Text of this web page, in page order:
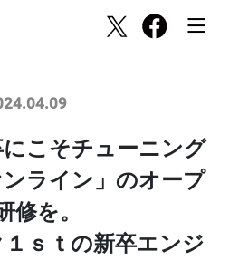
こそチューニング
ライン」のオープ
修を。
ｓｔの新卒エンジ